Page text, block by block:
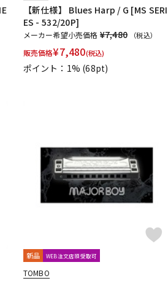
【新仕様】 Blues Harp / G [MS SERI
ES - 532/20P]
メーカー希望小売価格 ¥7,480 （税込）
販売価格¥7,480(税込)
ポイント：1% (68pt)
新品 WEB注文店頭受取可
TOMBO